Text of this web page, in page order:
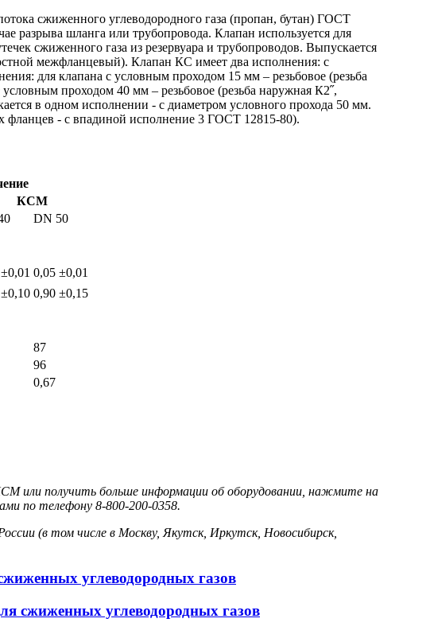
сжиженного углеводородного газа (пропан, бутан) ГОСТ
разрыва шланга или трубопровода. Клапан используется для
сжиженного газа из резервуара и трубопроводов. Выпускается
межфланцевый). Клапан КС имеет два исполнения: с
для клапана с условным проходом 15 мм – резьбовое (резьба
проходом 40 мм – резьбовое (резьба наружная К2˝,
в одном исполнении - с диаметром условного прохода 50 мм.
фланцев - с впадиной исполнение 3 ГОСТ 12815-80).
КСМ
DN 50
0,05 ±0,01
0,90 ±0,15
87
96
0,67
или получить больше информации об оборудовании, нажмите на
по телефону 8-800-200-0358.
(в том числе в Москву, Якутск, Иркутск, Новосибирск,
углеводородных газов
сжиженных углеводородных газов